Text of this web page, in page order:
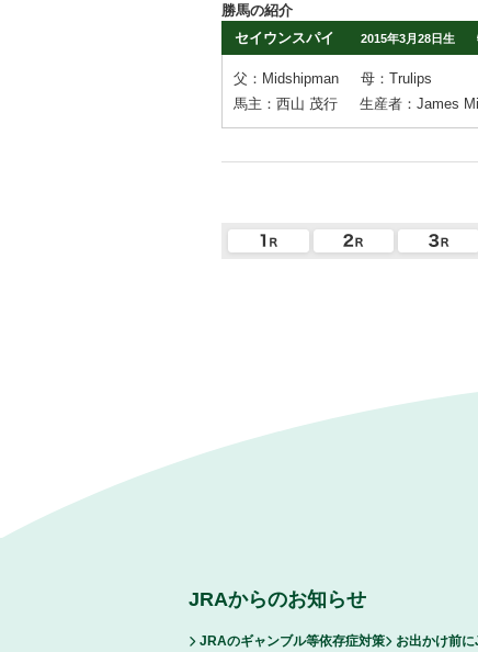
勝馬の紹介
セイウンスパイ
2015年3月28日生
父：Midshipman
母：Trulips
馬主：西山 茂行
生産者：James
JRAからのお知らせ
JRAのギャンブル等依存症対策 お出かけ前